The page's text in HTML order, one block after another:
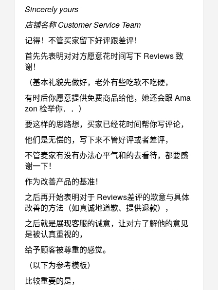
Sincerelyyours
店铺名称 Customer Service Team
记得！不管买家留下好评跟差评！
首先先表明对对方愿意花时间写下 Reviews 致
谢！
（基本礼貌先做好，老外有些吃软不吃硬，
有时后你愿意提供免费商品给他，她还会跟 Ama
zon 检举你．．）
要这样的思路想，买家已经花时间帮你写评论，
他们是无偿的，写下来不管好评或者差评，
不管麦家有没有办法心平气和的去看待，都要感
谢一下！
作为改善产品的基准！
之后再开始表明对于 Reviews差评的歉意与具体
改善的方法（如真诚地道歉、提供退款），
之后就是展现客服的诚意，让对方了解他的意见
是被认真重视的，
给予顾客被尊重的感觉。
（以下为参考模板）
比较重要的是，